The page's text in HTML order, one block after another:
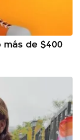
de $400